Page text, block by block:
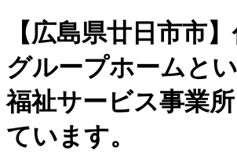
【広島県廿日市市
グループホームと
福祉サービス事業
ています。